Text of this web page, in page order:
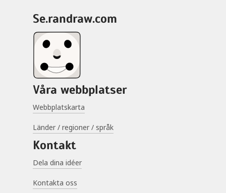
se.randraw.com
Våra webbplatser
Webbplatskarta
Länder / regioner / språk
Kontakt
Dela dina idéer
Kontakta oss